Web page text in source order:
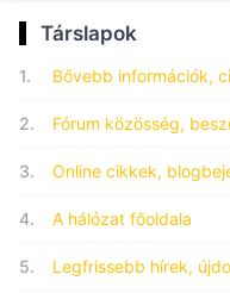
Társlapok
1. Bővebb információk,
2. Fórum közösség,
3. Online cikkek,
4. A hálózat főoldala
5. Legfrissebb hírek,